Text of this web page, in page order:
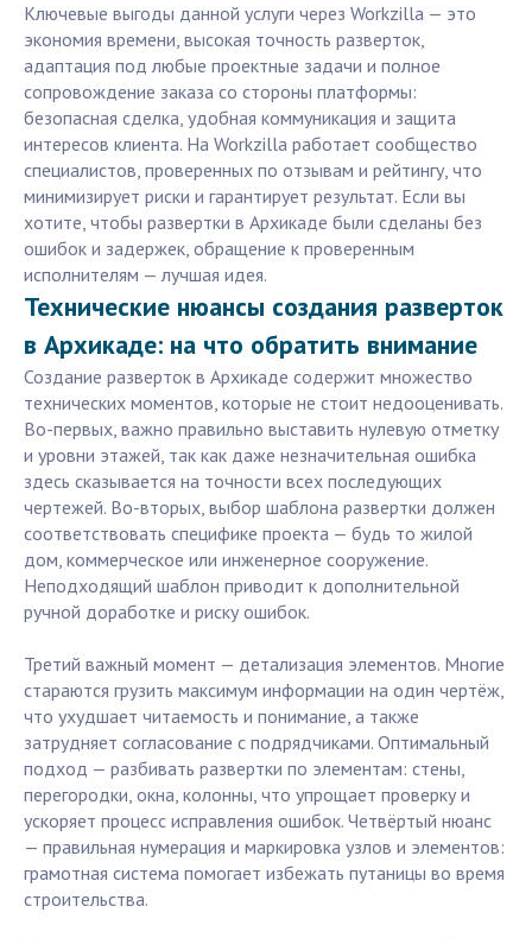
Ключевые выгоды данной услуги через Workzilla — это
экономия времени, высокая точность разверток,
адаптация под любые проектные задачи и полное
сопровождение заказа со стороны платформы:
безопасная сделка, удобная коммуникация и защита
интересов клиента. На Workzilla работает сообщество
специалистов, проверенных по отзывам и рейтингу, что
минимизирует риски и гарантирует результат. Если вы
хотите, чтобы развертки в Архикаде были сделаны без
ошибок и задержек, обращение к проверенным
исполнителям — лучшая идея.
Технические нюансы создания разверток
в Архикаде: на что обратить внимание
Создание разверток в Архикаде содержит множество
технических моментов, которые не стоит недооценивать.
Во-первых, важно правильно выставить нулевую отметку
и уровни этажей, так как даже незначительная ошибка
здесь сказывается на точности всех последующих
чертежей. Во-вторых, выбор шаблона развертки должен
соответствовать специфике проекта — будь то жилой
дом, коммерческое или инженерное сооружение.
Неподходящий шаблон приводит к дополнительной
ручной доработке и риску ошибок.
Третий важный момент — детализация элементов. Многие
стараются грузить максимум информации на один чертёж,
что ухудшает читаемость и понимание, а также
затрудняет согласование с подрядчиками. Оптимальный
подход — разбивать развертки по элементам: стены,
перегородки, окна, колонны, что упрощает проверку и
ускоряет процесс исправления ошибок. Четвёртый нюанс
— правильная нумерация и маркировка узлов и элементов:
грамотная система помогает избежать путаницы во время
строительства.